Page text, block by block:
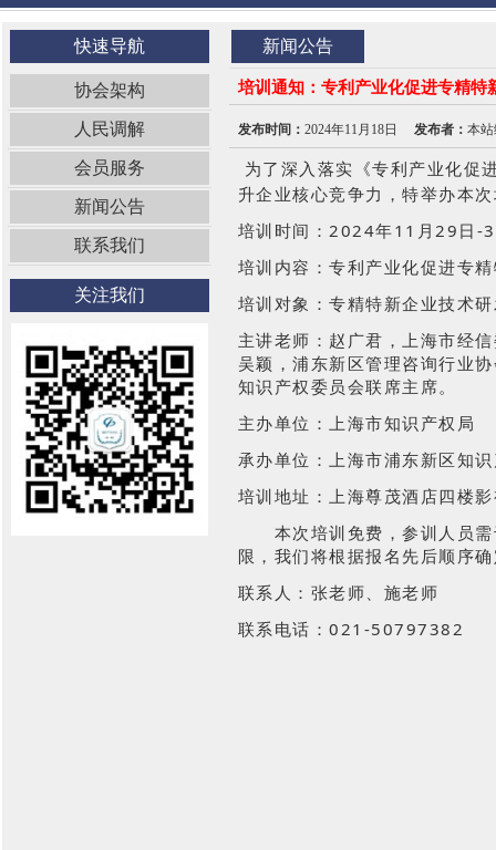
快速导航
协会架构
人民调解
会员服务
新闻公告
联系我们
关注我们
新闻公告
培训通知：专利产业化促进专精特
发布时间： 2024年11月18日 发布者： 本
为了深入落实《专利产业化促
升企业核心竞争力，特举办本
培训时间：2024年11月29日-
培训内容：专利产业化促进专
培训对象：专精特新企业技术
主讲老师：赵广君，上海市经
吴颖，浦东新区管理咨询行业
知识产权委员会联席主席。
主办单位：上海市知识产权局
承办单位：上海市浦东新区知
培训地址：上海尊茂酒店四楼
本次培训免费，参训人员需
限，我们将根据报名先后顺序
联系人：张老师、施老师
联系电话：021-50797382